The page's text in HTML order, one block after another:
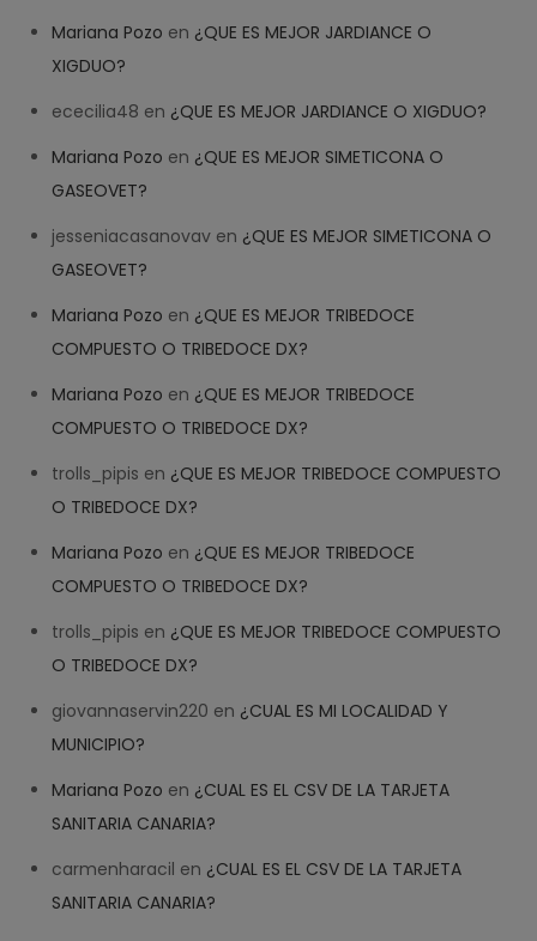
Mariana Pozo en ¿QUE ES MEJOR JARDIANCE O
XIGDUO?
ececilia48 en ¿QUE ES MEJOR JARDIANCE O XIGDUO?
Mariana Pozo en ¿QUE ES MEJOR SIMETICONA O
GASEOVET?
jesseniacasanovav en ¿QUE ES MEJOR SIMETICONA O
GASEOVET?
Mariana Pozo en ¿QUE ES MEJOR TRIBEDOCE
COMPUESTO O TRIBEDOCE DX?
Mariana Pozo en ¿QUE ES MEJOR TRIBEDOCE
COMPUESTO O TRIBEDOCE DX?
trolls_pipis en ¿QUE ES MEJOR TRIBEDOCE COMPUESTO
O TRIBEDOCE DX?
Mariana Pozo en ¿QUE ES MEJOR TRIBEDOCE
COMPUESTO O TRIBEDOCE DX?
trolls_pipis en ¿QUE ES MEJOR TRIBEDOCE COMPUESTO
O TRIBEDOCE DX?
giovannaservin220 en ¿CUAL ES MI LOCALIDAD Y
MUNICIPIO?
Mariana Pozo en ¿CUAL ES EL CSV DE LA TARJETA
SANITARIA CANARIA?
carmenharacil en ¿CUAL ES EL CSV DE LA TARJETA
SANITARIA CANARIA?
19:51